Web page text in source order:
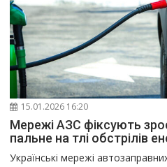
15.01.2026 16:20
Мережі АЗС фіксують
пальне на тлі обстрілів
Українські мережі